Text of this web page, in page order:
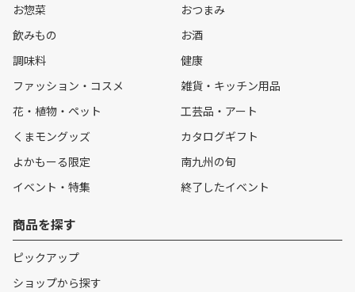
お惣菜
おつまみ
飲みもの
お酒
調味料
健康
ファッション・コスメ
雑貨・キッチン用品
花・植物・ペット
工芸品・アート
くまモングッズ
カタログギフト
よかもーる限定
南九州の旬
イベント・特集
終了したイベント
商品を探す
ピックアップ
ショップから探す